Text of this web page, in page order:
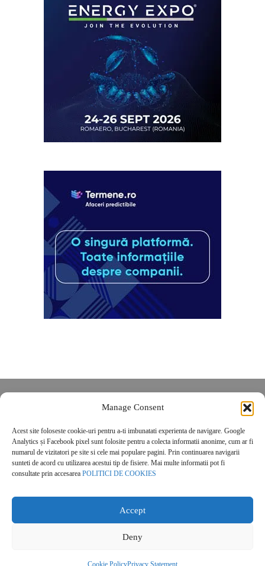
Manage Consent
Acest site foloseste cookie-uri pentru a-ti imbunatati experienta de navigare. Google
Analytics și Facebook pixel sunt folosite pentru a colecta informatii anonime, cum ar fi
numarul de vizitatori pe site si cele mai populare pagini. Prin continuarea navigarii
sunteti de acord cu utilizarea acestui tip de fisiere. Mai multe informatii pot fi
consultate prin accesarea POLITICI DE COOKIES
Accept
Deny
Cookie PolicyPrivacy Statement
POLITICĂ DE CONFIDENȚIALITATE
Politica de cookies
© 2026 Real Estate Magazine. All Rights Reserved.